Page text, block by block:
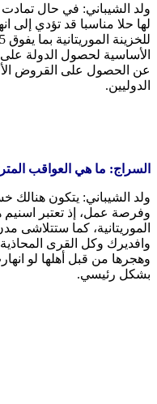
ولد الشيباني: في حال
لها حلا مناسبا قد تؤدي إلى
الأساسية لحصول الدولة
عن الحصول على القروض
الدوليين.
السراج: ما هي العواقب
وفرصة عمل، إذ تعتبر
الموريتانية، كما ستتلاشى
وافديرك وكل القرى المحاذية
وهجرها من قبل أهلها لو
بشكل رئيسي.